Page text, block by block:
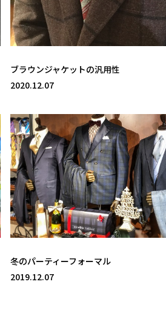
ブラウンジャケットの汎用性
2020.12.07
冬のパーティーフォーマル
2019.12.07